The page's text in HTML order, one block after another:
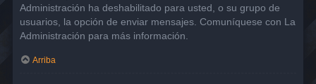
Administración ha deshabilitado para usted, o su grupo de
usuarios, la opción de enviar mensajes. Comuníquese con La
Administración para más información.
Arriba